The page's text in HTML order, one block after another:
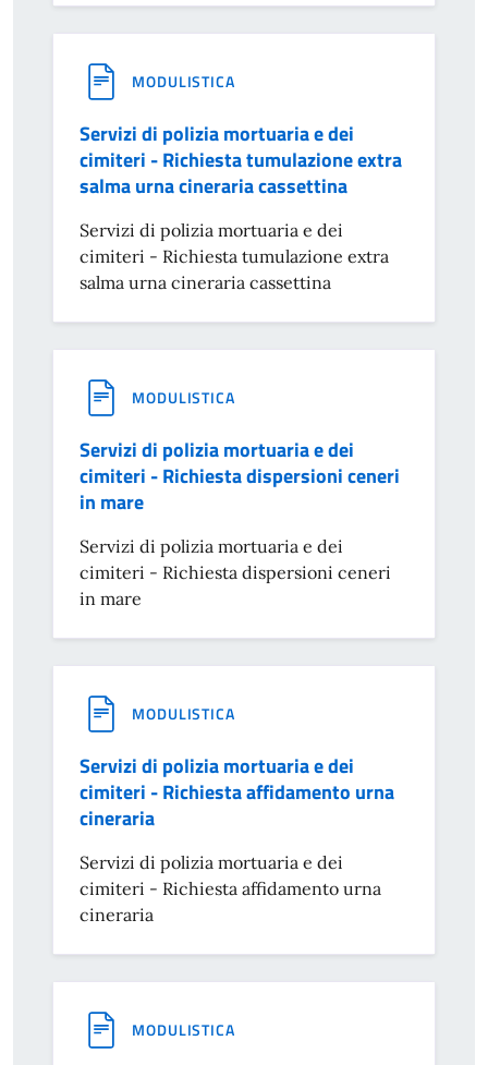
MODULISTICA
Servizi di polizia mortuaria e dei
cimiteri - Richiesta tumulazione extra
salma urna cineraria cassettina
Servizi di polizia mortuaria e dei
cimiteri - Richiesta tumulazione extra
salma urna cineraria cassettina
MODULISTICA
Servizi di polizia mortuaria e dei
cimiteri - Richiesta dispersioni ceneri
in mare
Servizi di polizia mortuaria e dei
cimiteri - Richiesta dispersioni ceneri
in mare
MODULISTICA
Servizi di polizia mortuaria e dei
cimiteri - Richiesta affidamento urna
cineraria
Servizi di polizia mortuaria e dei
cimiteri - Richiesta affidamento urna
cineraria
MODULISTICA